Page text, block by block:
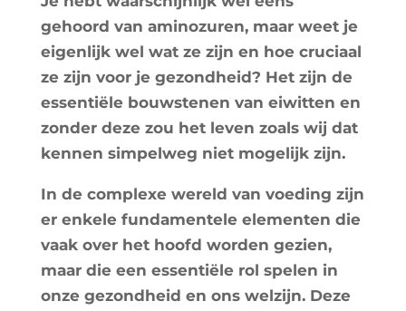
gehoord van ami­no­zu­ren, maar weet je
eigen­lijk wel wat ze zijn en hoe cru­ciaal
ze zijn voor je gezond­heid? Het zijn de
essen­tiële bouws­te­nen van eiwit­ten en
zon­der deze zou het leven zoals wij dat
ken­nen sim­pel­weg niet moge­lijk zijn.
In de com­plexe wereld van voe­ding zijn
er enkele fun­da­men­tele ele­men­ten die
vaak over het hoofd wor­den gezien,
maar die een essen­tiële rol spe­len in
onze gezond­heid en ons wel­zi­jn. Deze